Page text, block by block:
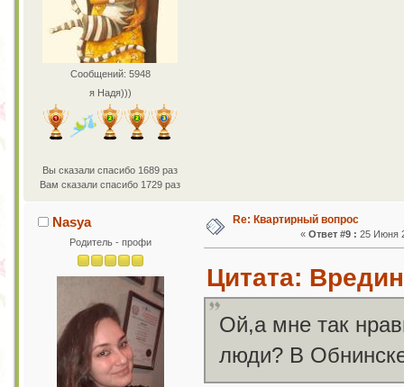
Сообщений: 5948
я Надя)))
Вы сказали спасибо 1689 раз
Вам сказали спасибо 1729 раз
Nasya
Родитель - профи
Re: Квартирный вопрос
« Ответ #9 : 25 Июня
Цитата:
Ой,а мне так
люди? В